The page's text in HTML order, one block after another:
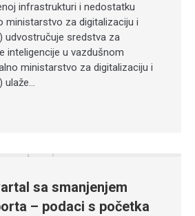
infrastrukturi i nedostatku
ministarstvo za digitalizaciju i
udvostručuje sredstva za
inteligencije u vazdušnom
ministarstvo za digitalizaciju i
ulaže…
sa smanjenjem
– podaci s početka